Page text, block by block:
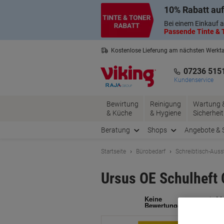
10% Rabatt
Bei einem Einkauf
Passende Tinte &
Kostenlose Lieferung am nächsten
07236
Kundenservice
Bewirtung
& Küche
Reinigung
& Hygiene
Wartung
Sicherheit
Beratung Shops Angebote &
Startseite Bürobedarf Schreibtisch-
Ursus OE